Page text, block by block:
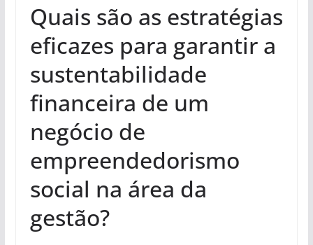
Quais são as estratégias
eficazes para garantir a
sustentabilidade
financeira de um
negócio de
empreendedorismo
social na área da
gestão?